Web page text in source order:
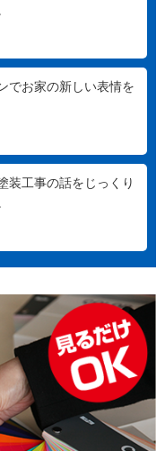
でお家の新しい表情を
装工事の話をじっくり